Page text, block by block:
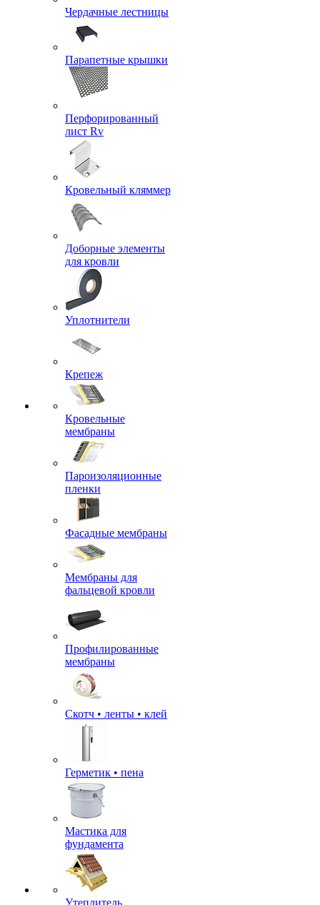
Чердачные лестницы
Парапетные крышки
Перфорированный
лист Rv
Кровельный кляммер
Доборные элементы
для кровли
Уплотнители
Крепеж
Кровельные
мембраны
Пароизоляционные
пленки
Фасадные мембраны
Мембраны для
фальцевой кровли
Профилированные
мембраны
Скотч • ленты • клей
Герметик • пена
Мастика для
фундамента
Утеплитель